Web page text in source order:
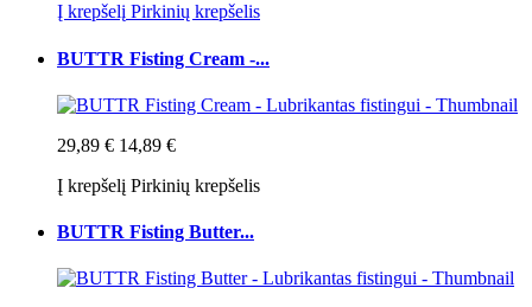
Į krepšelį Pirkinių krepšelis
BUTTR Fisting Cream -...
29,89 € 14,89 €
Į krepšelį Pirkinių krepšelis
BUTTR Fisting Butter...